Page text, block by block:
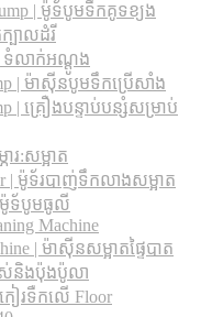
| ម៉ូទ័បូមទឹកគូទខ្យង
បាលដំរី
| ទំលាក់អណ្តូង
| ម៉ាស៊ីនបូមទឹកប្រើសាំង
| គ្រឿងបន្ទាប់បន្សំសម្រាប់
រ:សម្អាត
| ម៉ូទ័របាញ់ទឹកលាងសម្អាត
ម៉ូទ័បូមធូលី
Machine
| ម៉ាស៊ីនសម្អាតផ្ទៃបាត
ស់និងប៉ុងប៉ូលា
កៀរទឺកលើ Floor